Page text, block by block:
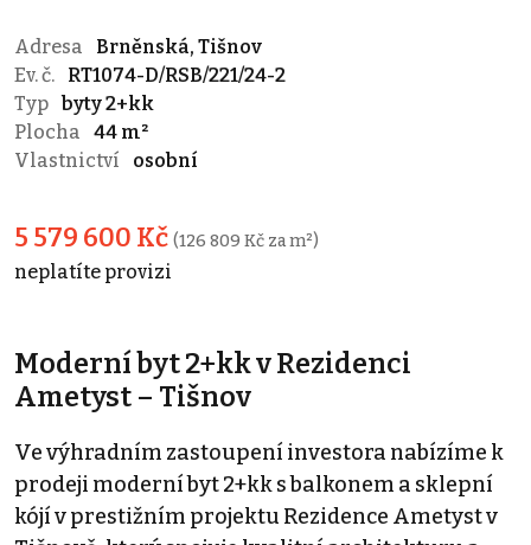
Adresa
Brněnská, Tišnov
Ev. č.
RT1074-D/RSB/221/24-2
Typ byty 2+kk
Plocha
44 m²
Vlastnictví
osobní
5 579 600 Kč (126 809 Kč za m²)
neplatíte provizi
Moderní byt 2+kk v Rezidenci
Ametyst – Tišnov
Ve výhradním zastoupení investora nabízíme k
prodeji moderní byt 2+kk s balkonem a sklepní
kójí v prestižním projektu Rezidence Ametyst v